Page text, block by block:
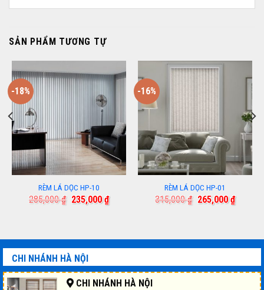
SẢN PHẨM TƯƠNG TỰ
-18%
RÈM LÁ DỌC HP-10
285,000₫ Giá
235,000₫Giá
hiện
-16%
RÈM LÁ DỌC HP-01
315,000₫ Giá
265,000₫Giá
hiện
CHI NHÁNH HÀ NỘI
CHI NHÁNH HÀ NỘI